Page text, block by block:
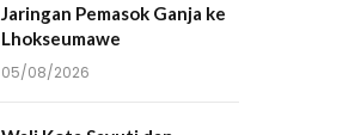
Jaringan Pemasok Ganja ke
Lhokseumawe
05/08/2026